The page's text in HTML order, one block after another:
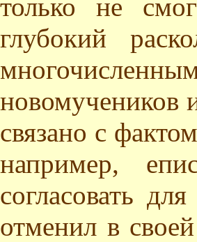
только не
глубокий
новомучеников
связано с
например,
согласовать
отменил в